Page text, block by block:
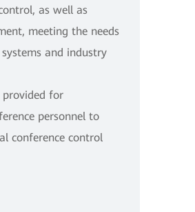
as well as
meeting the needs
and industry
provided for
personnel to
conference control